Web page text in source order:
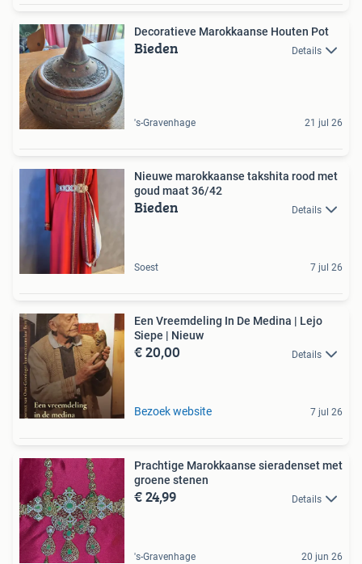
Decoratieve Marokkaanse Houten Pot
Bieden Details
's-Gravenhage 21 jul 26
Nieuwe marokkaanse takshita rood met
goud maat 36/42
Bieden Details
Soest 7 jul 26
Een Vreemdeling In De Medina | Lejo
Siepe | Nieuw
€ 20,00 Details
Bezoek website 7 jul 26
Prachtige Marokkaanse sieradenset met
groene stenen
€ 24,99 Details
's-Gravenhage 20 jun 26